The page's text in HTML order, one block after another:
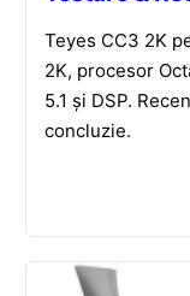
Teyes CC3 2K
2K, procesor
5.1 și DSP.
concluzie.